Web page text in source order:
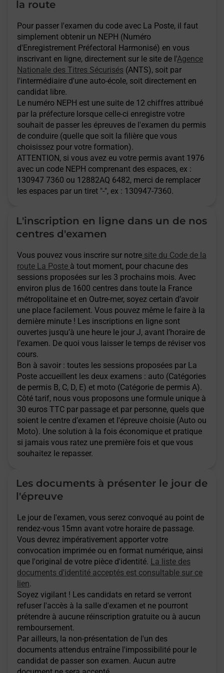
la route
Pour passer l'examen du code avec La Poste, il faut
simplement obtenir un NEPH (Numéro
d'Enregistrement Préfectoral Harmonisé) en vous
inscrivant en ligne, directement sur le site de l'Agence
Nationale des Titres Sécurisés (ANTS), soit par
l'intermédiaire d'une auto-école, soit directement en
candidat libre.
Le numéro NEPH est une suite de 12 chiffres attribué
par la préfecture lorsque celle-ci enregistre votre
souhait de passer les épreuves de l'examen du permis
de conduire (quelle que soit la filière que vous
choisissez pour votre formation).
ATTENTION, si vous avez eu votre permis avant 1976
avec un code NEPH comprenant des espaces, ex :
130947 7360 ou 12882AQ 6482, merci de remplacer
les espaces par un tiret "-", ex : 130947-7360.
L'inscription en ligne dans un de nos
centres d'examen
Vous pouvez vous inscrire sur notre site du Code de la
route La Poste à tout moment, pour chacune des
sessions proposées sur les 3 prochains mois. Avec
environ plus de 1600 centres dans toute la France
métropolitaine et en Outre-mer, soyez certain d’avoir
une place facilement. Vous pouvez même le faire à la
dernière minute ! Les inscriptions en ligne sont
ouvertes jusqu’à une heure le jour J, avant l’horaire de
l’examen. De quoi vous laisser le temps de réviser vos
cours.
Bon à savoir : toutes les sessions proposées par La
Poste accueillent les deux examens : auto (Catégories
de permis B, C, D, E) et moto (Catégorie de permis A).
Côté tarif, nous vous proposons une formule unique à
30 euros TTC par passage et par personne, quels que
soient le centre d’examen et l'épreuve choisie (Auto ou
Moto). Une solution à la fois économique et pratique
si jamais vous ratez une première fois et que vous
souhaitez le repasser.
Les documents à présenter le jour de
l'épreuve
Le jour de l'examen, vous serez convoqué au point de
rendez-vous 15mn avant votre horaire de passage.
Vous devrez impérativement apporter votre
convocation imprimée ou en format numérique, ainsi
que l'original de votre pièce d'identité. La liste des
documents d'identité acceptés est consultable sur ce
lien.
Soyez vigilant ! Les candidats en retard se verront
refuser l'accès à la salle d'examen et ne pourront
prétendre à aucune réinscription gratuite ou à aucun
remboursement.
Par ailleurs, la non-présentation de l'un des
documents attendus entraîne l'impossibilité pour le
candidat de passer son examen. Aucun autre